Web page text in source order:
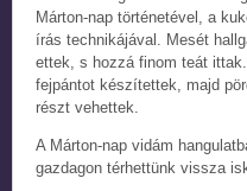
Márton-nap történetével, a
írás technikájával. Mesét
ettek, s hozzá finom teát
fejpántot készítettek, majd
részt vehettek.
A Márton-nap vidám
gazdagon térhettünk vissza